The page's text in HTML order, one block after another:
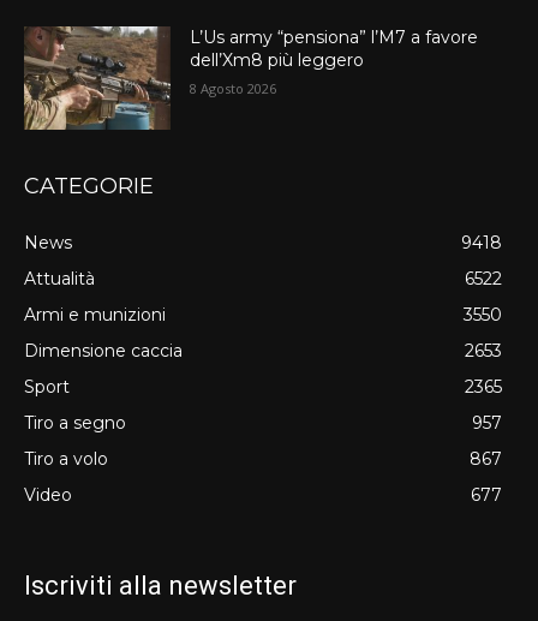
L’Us army “pensiona” l’M7 a favore
dell’Xm8 più leggero
8 Agosto 2026
CATEGORIE
News
9418
Attualità
6522
Armi e munizioni
3550
Dimensione caccia
2653
Sport
2365
Tiro a segno
957
Tiro a volo
867
Video
677
Iscriviti alla newsletter